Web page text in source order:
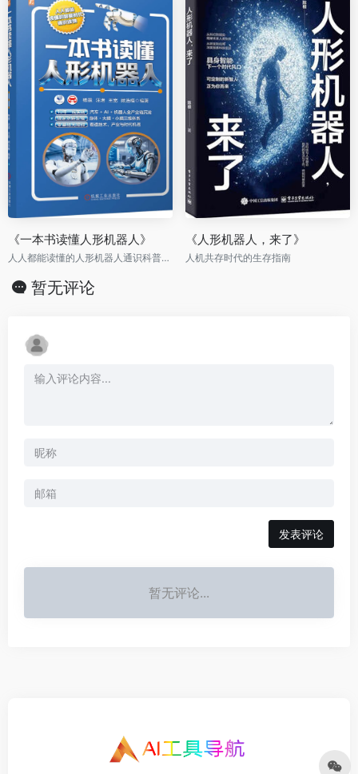
《一本书读懂人形机器人》
人人都能读懂的人形机器人通识科普书，零基础看透AI时代新机遇
《人形机器人，来了》
人机共存时代的生存指南
暂无评论
发表评论
暂无评论...